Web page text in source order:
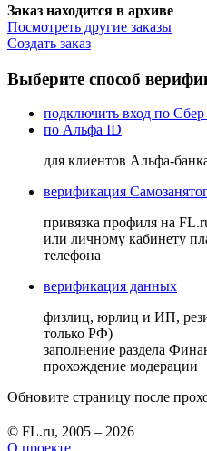
Заказ находится в архиве
Посмотреть другие заказы
Создать заказ
Выберите способ
подключить вход по
по Альфа ID
для клиентов Альфа-
верификация
привязка профиля на
или личному кабинету
телефона
верификация данных
физлиц, юрлиц и ИП,
только РФ)
заполнение раздела
прохождение модерации
Обновите страницу после
© FL.ru, 2005 – 2026